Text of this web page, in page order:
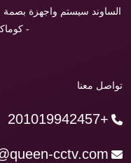
الساوند سيستم واجهزة بصمة
-
تواصل معنا
+201019942457
cctv.com